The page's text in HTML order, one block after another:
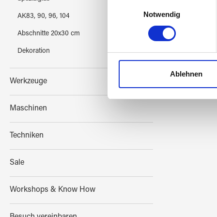
Ihr Gerät durch
Erfahren Sie mehr
Einzelheitenfest.
Wir verwenden Cookies,
und die Zugriffe auf unsere
Notwendig
Ablehnen
AK83, 90, 96, 104
Abschnitte 20x30 cm
Dekoration
Werkzeuge
Maschinen
Techniken
Sale
Workshops & Know How